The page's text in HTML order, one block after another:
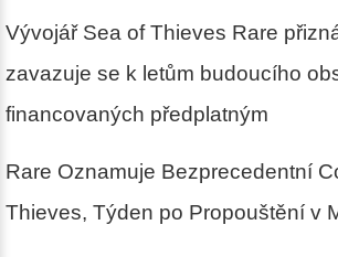
Vývojář Sea of Thieves Rare
zavazuje se k letům budoucího
financovaných předplatným
Rare Oznamuje Bezprecedentní
Thieves, Týden po Propouštění v